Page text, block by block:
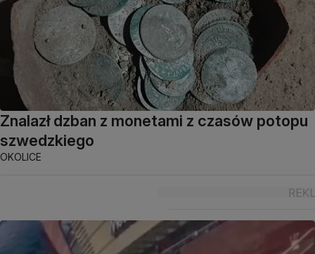
Znalazł dzban z monetami z czasów potopu
szwedzkiego
OKOLICE